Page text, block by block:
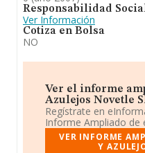
Responsabilidad
Ver Información
Cotiza en Bolsa
NO
Ver el informe
Azulejos Novetle
Regístrate en
Informe Ampliado de
VER INFORME
Y